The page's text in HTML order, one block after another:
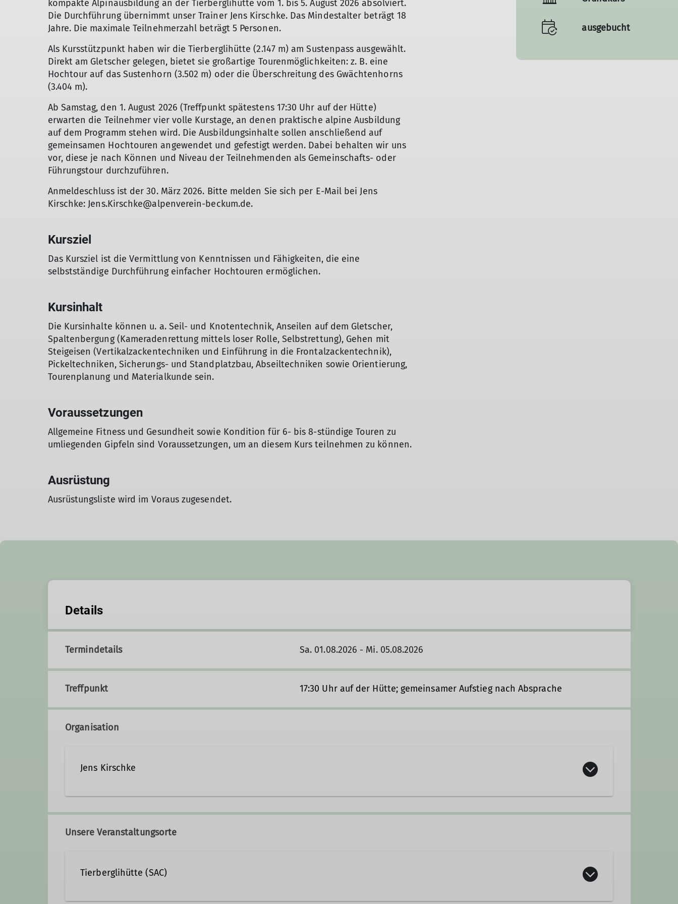
kompakte Alpinausbildung an der Tierberglihütte vom 1. bis 5. August 2026 absolviert.
Die Durchführung übernimmt unser Trainer Jens Kirschke. Das Mindestalter beträgt 18
Jahre. Die maximale Teilnehmerzahl beträgt 5 Personen.
Als Kursstützpunkt haben wir die Tierberglihütte (2.147 m) am Sustenpass ausgewählt.
Direkt am Gletscher gelegen, bietet sie großartige Tourenmöglichkeiten: z. B. eine
Hochtour auf das Sustenhorn (3.502 m) oder die Überschreitung des Gwächtenhorns
(3.404 m).
Ab Samstag, den 1. August 2026 (Treffpunkt spätestens 17:30 Uhr auf der Hütte)
erwarten die Teilnehmer vier volle Kurstage, an denen praktische alpine Ausbildung
auf dem Programm stehen wird. Die Ausbildungsinhalte sollen anschließend auf
gemeinsamen Hochtouren angewendet und gefestigt werden. Dabei behalten wir uns
vor, diese je nach Können und Niveau der Teilnehmenden als Gemeinschafts- oder
Führungstour durchzuführen.
Anmeldeschluss ist der 30. März 2026. Bitte melden Sie sich per E-Mail bei Jens
Kirschke: Jens.Kirschke@alpenverein-beckum.de.
Kursziel
Das Kursziel ist die Vermittlung von Kenntnissen und Fähigkeiten, die eine
selbstständige Durchführung einfacher Hochtouren ermöglichen.
Kursinhalt
Die Kursinhalte können u. a. Seil- und Knotentechnik, Anseilen auf dem Gletscher,
Spaltenbergung (Kameradenrettung mittels loser Rolle, Selbstrettung), Gehen mit
Steigeisen (Vertikalzackentechniken und Einführung in die Frontalzackentechnik),
Pickeltechniken, Sicherungs- und Standplatzbau, Abseiltechniken sowie Orientierung,
Tourenplanung und Materialkunde sein.
Voraussetzungen
Allgemeine Fitness und Gesundheit sowie Kondition für 6- bis 8-stündige Touren zu
umliegenden Gipfeln sind Voraussetzungen, um an diesem Kurs teilnehmen zu können.
Ausrüstung
Ausrüstungsliste wird im Voraus zugesendet.
ausgebucht
Details
Termindetails Sa. 01.08.2026 - Mi. 05.08.2026
Treffpunkt 17:30 Uhr auf der Hütte; gemeinsamer Aufstieg nach Absprache
Organisation
Jens Kirschke
Trainer*in C Bergsteigen
Unsere Veranstaltungsorte
Tierberglihütte (SAC)